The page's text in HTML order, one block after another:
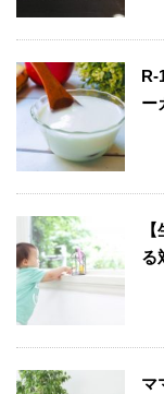
R-
ー
る
マ